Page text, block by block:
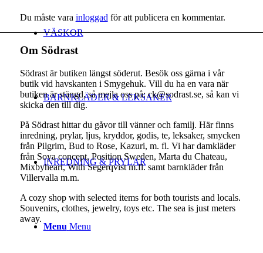
VÄSKOR
BARNKLÄDER & LEKSAKER
INREDNING & PRYLAR
Menu Menu
Du måste vara inloggadför att publicera en kommentar.
Om Södrast
Södrast är butiken längst söderut. Besök oss gärna i vår
butik vid havskanten i Smygehuk. Vill du ha en vara när
butiken är stängd, så mejla oss på: ck@sodrast.se, så kan vi
skicka den till dig.
På Södrast hittar du gåvor till vänner och familj. Här finns
inredning, prylar, ljus, kryddor, godis, te, leksaker, smycken
från Pilgrim, Bud to Rose, Kazuri, m. fl. Vi har damkläder
från Soya concept, Position Sweden, Marta du Chateau,
Mixbyheart, With Segerqvist m.fl. samt barnkläder från
Villervalla m.m.
A cozy shop with selected items for both tourists and locals.
Souvenirs, clothes, jewelry, toys etc. The sea is just meters
away.